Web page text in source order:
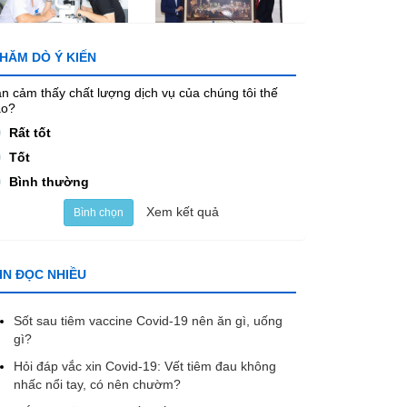
DÒ Ý KIẾN
cảm thấy chất lượng dịch vụ của chúng tôi thế
Rất tốt
Tốt
Bình thường
Bình chọn Xem kết quả
ĐỌC NHIỀU
Sốt sau tiêm vaccine Covid-19 nên ăn gì, uống
gì?
Hỏi đáp vắc xin Covid-19: Vết tiêm đau không
nhấc nổi tay, có nên chườm?